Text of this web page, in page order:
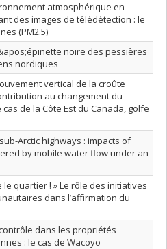
atmosphérique en
des images de télédétection : le
(PM2.5)
noire des pessières
nordiques
vertical de la croûte
au changement du
de la Côte Est du Canada, golfe
Arctic highways : impacts of
by mobile water flow under an
quartier ! » Le rôle des initiatives
dans l’affirmation du
dans les propriétés
: le cas de Wacoyo